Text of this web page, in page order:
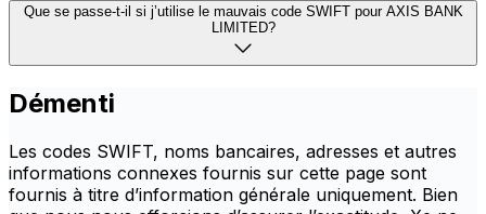
Que se passe-t-il si j’utilise le mauvais code SWIFT pour AXIS BANK
LIMITED?
Démenti
Les codes SWIFT, noms bancaires, adresses et autres
informations connexes fournis sur cette page sont
fournis à titre d’information générale uniquement. Bien